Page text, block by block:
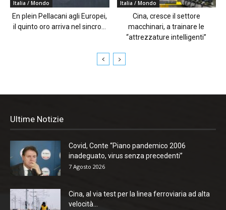
Italia / Mondo
En plein Pellacani agli Europei,
il quinto oro arriva nel sincro...
Italia / Mondo
Cina, cresce il settore
macchinari, a trainare le
“attrezzature intelligenti”
Ultime Notizie
Covid, Conte “Piano pandemico 2006
inadeguato, virus senza precedenti”
7 Agosto 2026
Cina, al via test per la linea ferroviaria ad alta
velocità...